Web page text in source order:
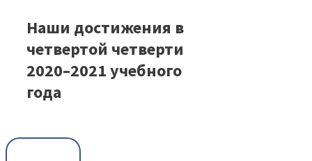
Наши достижения в
четвертой четверти
2020–2021 учебного
года